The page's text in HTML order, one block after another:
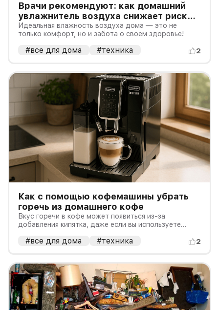
Врачи рекомендуют: как домашний
увлажнитель воздуха снижает риск
ОРВИ
Идеальная влажность воздуха дома — это не
только комфорт, но и забота о своем здоровье!
#все для дома #техника 2
Как с помощью кофемашины убрать
горечь из домашнего кофе
Вкус горечи в кофе может появиться из-за
добавления кипятка, даже если вы используете
кофеварки.
#все для дома #техника 2